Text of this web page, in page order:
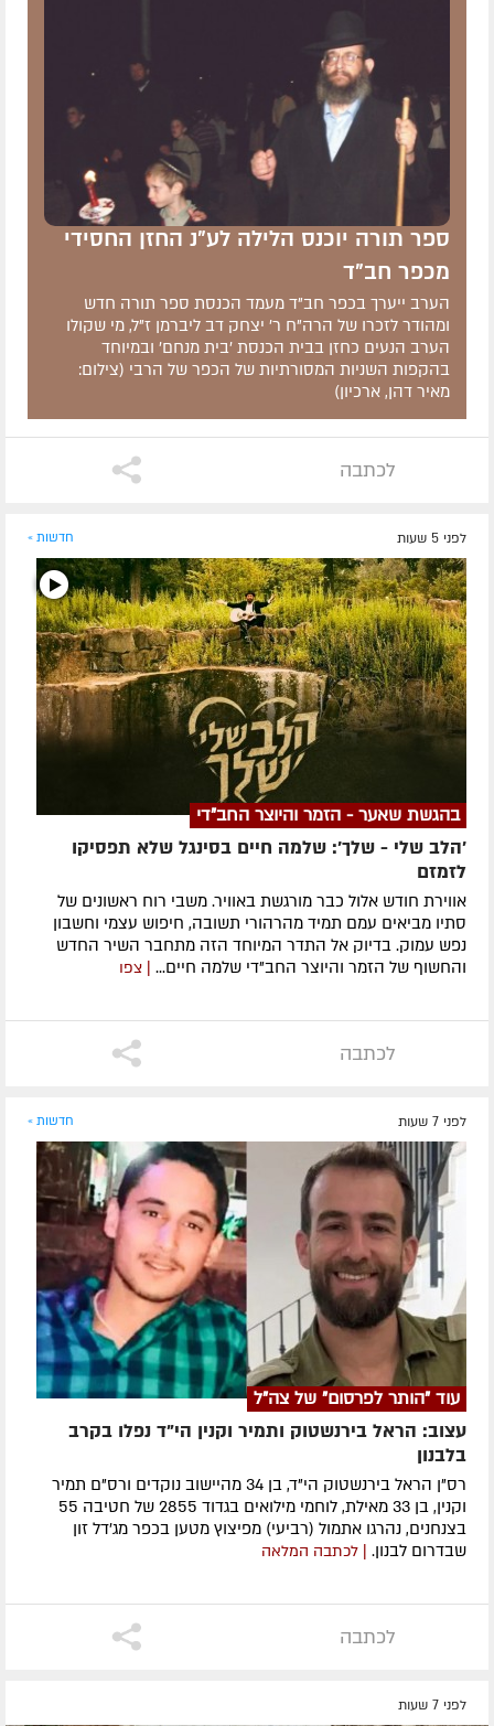
ספר תורה יוכנס הלילה לע"נ החזן החסידי
מכפר חב"ד
הערב ייערך בכפר חב"ד מעמד הכנסת ספר תורה חדש
ומהודר לזכרו של הרה"ח ר' יצחק דב ליברמן ז"ל, מי שקולו
הערב הנעים כחזן בבית הכנסת 'בית מנחם' ובמיוחד
בהקפות השניות המסורתיות של הכפר של הרבי (צילום:
מאיר דהן, ארכיון)
לכתבה
לפני 5 שעות חדשות »
בהגשת שאער - הזמר והיוצר החב"די
'הלב שלי - שלך': שלמה חיים בסינגל שלא תפסיקו
לזמזם
אווירת חודש אלול כבר מורגשת באוויר. משבי רוח ראשונים של
סתיו מביאים עמם תמיד מהרהורי תשובה, חיפוש עצמי וחשבון
נפש עמוק. בדיוק אל התדר המיוחד הזה מתחבר השיר החדש
והחשוף של הזמר והיוצר החב"די שלמה חיים... | צפו
לכתבה
לפני 7 שעות חדשות »
עוד "הותר לפרסום" של צה"ל
עצוב: הראל בירנשטוק ותמיר וקנין הי"ד נפלו בקרב
בלבנון
רס"ן הראל בירנשטוק הי"ד, בן 34 מהיישוב נוקדים ורס"ם תמיר
וקנין, בן 33 מאילת, לוחמי מילואים בגדוד 2855 של חטיבה 55
בצנחנים, נהרגו אתמול (רביעי) מפיצוץ מטען בכפר מג'דל זון
שבדרום לבנון. | לכתבה המלאה
לכתבה
לפני 7 שעות